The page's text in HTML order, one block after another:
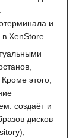
и
XenStore.
этого,
создаёт и
дисков